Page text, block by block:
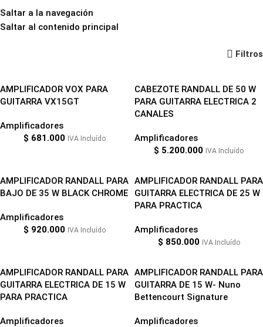
Saltar a la navegación
Saltar al contenido principal
Audio y Amplificación
Filtros
AMPLIFICADOR VOX PARA
GUITARRA VX15GT
Amplificadores
$ 681.000 IVA Incluído
CABEZOTE RANDALL DE 50 W
PARA GUITARRA ELECTRICA 2
CANALES
Amplificadores
$ 5.200.000 IVA Incluído
AMPLIFICADOR RANDALL PARA
BAJO DE 35 W BLACK CHROME
Amplificadores
$ 920.000 IVA Incluído
AMPLIFICADOR RANDALL PARA
GUITARRA ELECTRICA DE 25 W
PARA PRACTICA
Amplificadores
$ 850.000 IVA Incluído
AMPLIFICADOR RANDALL PARA
GUITARRA ELECTRICA DE 15 W
PARA PRACTICA
Amplificadores
AMPLIFICADOR RANDALL PARA
GUITARRA DE 15 W- Nuno
Bettencourt Signature
Amplificadores